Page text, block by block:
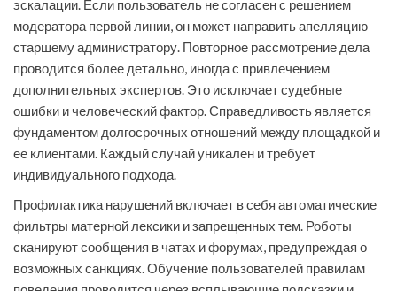
эскалации. Если пользователь не согласен с решением
модератора первой линии, он может направить апелляцию
старшему администратору. Повторное рассмотрение дела
проводится более детально, иногда с привлечением
дополнительных экспертов. Это исключает судебные
ошибки и человеческий фактор. Справедливость является
фундаментом долгосрочных отношений между площадкой и
ее клиентами. Каждый случай уникален и требует
индивидуального подхода.
Профилактика нарушений включает в себя автоматические
фильтры матерной лексики и запрещенных тем. Роботы
сканируют сообщения в чатах и форумах, предупреждая о
возможных санкциях. Обучение пользователей правилам